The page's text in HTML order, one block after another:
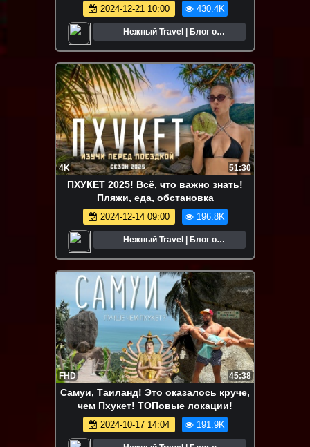
2024-12-21 10:00 430.4K
Нежный Travel | Блог о
4K 51:30
ПХУКЕТ 2025! Всё, что важно знать!
Пляжи, еда, обстановка
2024-12-14 09:00 196.8K
Нежный Travel | Блог о
FHD 45:38
Самуи, Таиланд! Это оказалось круче,
чем Пхукет! ТОПовые локации!
2024-10-17 14:04 191.9K